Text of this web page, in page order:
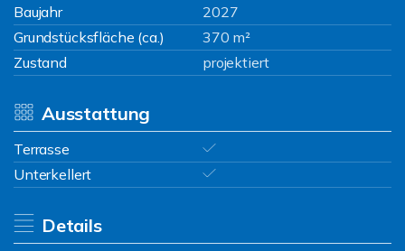
Baujahr
2027
Grundstücksfläche (ca.)
370 m²
Zustand
projektiert
Ausstattung
Terrasse
Unterkellert
Details